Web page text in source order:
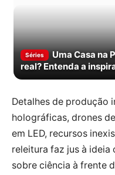
Séries
Uma Casa na
real? Entenda a
Netflix
Detalhes de produção
holográficas, drones
em LED, recursos
releitura faz jus à
sobre ciência à frente